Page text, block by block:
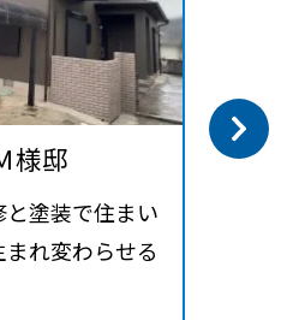
邸
塗装で住まい
れ変わらせる